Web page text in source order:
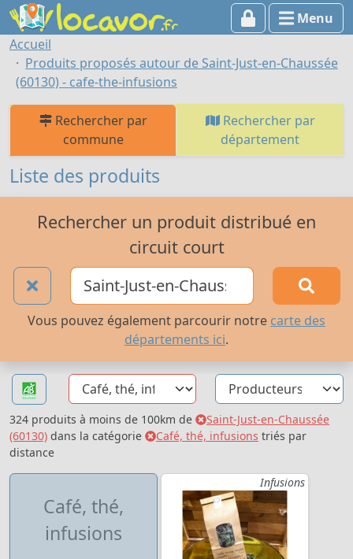
Menu
Accueil
Produits proposés autour de Saint-Just-en-Chaussée
(60130) - cafe-the-infusions
Rechercher par
commune
Rechercher par
département
Liste des produits
Rechercher un produit distribué en
circuit court
Vous pouvez également parcourir notre carte des
départements ici.
324 produits à moins de 100km de
Saint-Just-en-Chaussée
(60130) dans la catégorie Café, thé, infusions triés par
distance
Café, thé,
infusions
Infusions